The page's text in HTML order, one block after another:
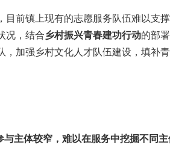
目前镇上现有的志愿服务队伍难以支
况，结合乡村振兴青春建功行动的部
，加强乡村文化人才队伍建设，填补
与主体较窄，难以在服务中挖掘不同